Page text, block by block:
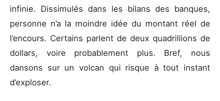
infinie. Dissimulés dans les bilans des banques,
personne n’a la moindre idée du montant réel de
l’encours. Certains parlent de deux quadrillions de
dollars, voire probablement plus. Bref, nous
dansons sur un volcan qui risque à tout instant
d’exploser.